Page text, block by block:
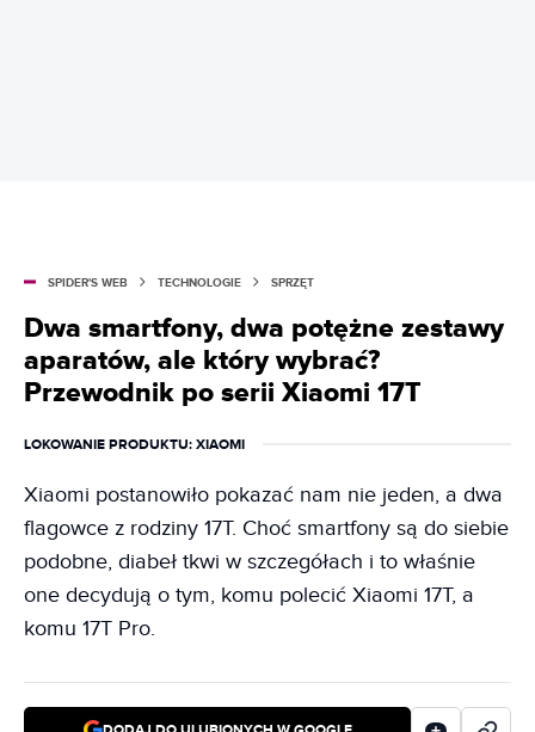
SPIDER'S WEB TECHNOLOGIE SPRZĘT
Dwa smartfony, dwa potężne zestawy
aparatów, ale który wybrać?
Przewodnik po serii Xiaomi 17T
LOKOWANIE PRODUKTU: XIAOMI
Xiaomi postanowiło pokazać nam nie jeden, a dwa
flagowce z rodziny 17T. Choć smartfony są do siebie
podobne, diabeł tkwi w szczegółach i to właśnie
one decydują o tym, komu polecić Xiaomi 17T, a
komu 17T Pro.